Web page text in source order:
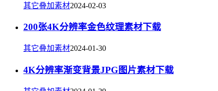
其它叠加素材2024-02-03
200张4K分辨率金色纹理素材下载
其它叠加素材2024-01-30
4K分辨率渐变背景JPG图片素材下载